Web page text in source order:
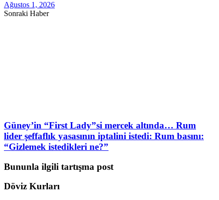
Ağustos 1, 2026
Sonraki Haber
Güney’in “First Lady”si mercek altında… Rum
lider şeffaflık yasasının iptalini istedi: Rum basını:
“Gizlemek istedikleri ne?”
Bununla ilgili tartışma post
Döviz Kurları